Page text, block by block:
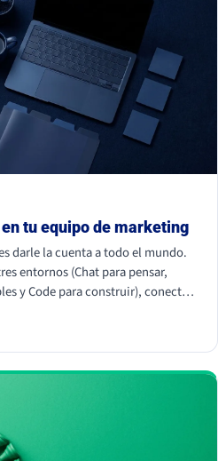
tu equipo de marketing
darle la cuenta a todo el mundo.
entornos (Chat para pensar,
y Code para construir), conectar
crear Skills que conviertan
repetible. La magia no está en el
Skills.